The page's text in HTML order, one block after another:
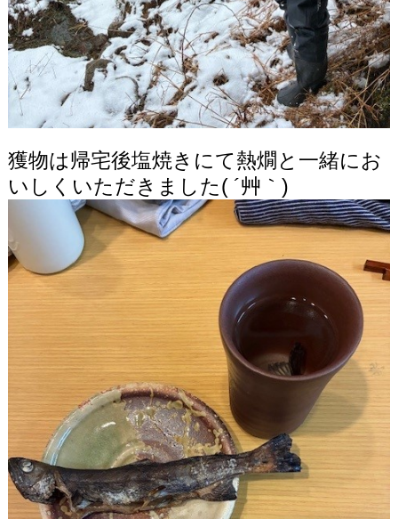
獲物は帰宅後塩焼きにて熱燗と一緒にお
いしくいただきました( ´艸｀)